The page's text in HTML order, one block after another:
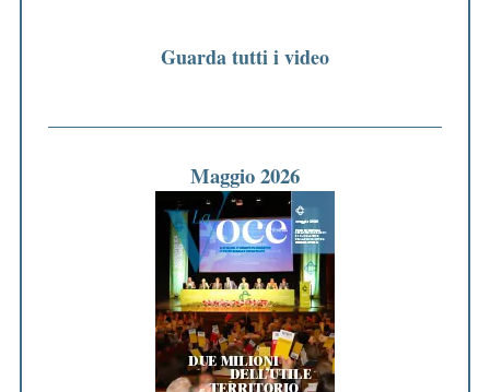
Guarda tutti i video
Maggio 2026